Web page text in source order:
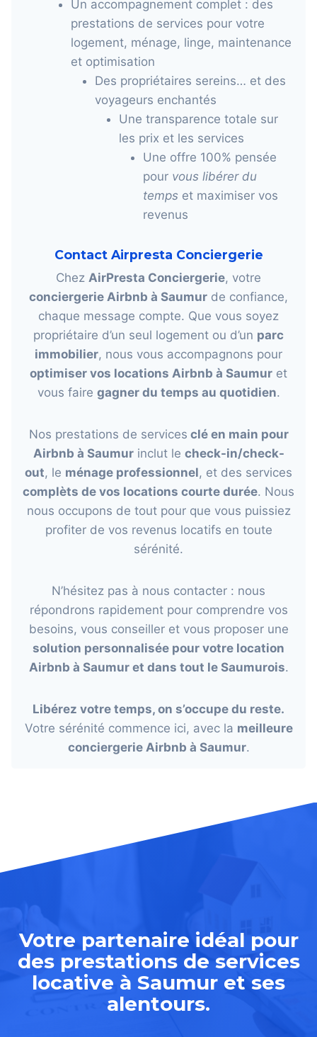
Un accompagnement complet : des
prestations de services pour votre
logement, ménage, linge, maintenance
et optimisation
Des propriétaires sereins… et des
voyageurs enchantés
Une transparence totale sur
les prix et les services
Une offre 100% pensée
pour vous libérer du
temps et maximiser vos
revenus
Contact Airpresta Conciergerie
Chez AirPresta Conciergerie, votre
conciergerie Airbnb à Saumur de confiance,
chaque message compte. Que vous soyez
propriétaire d’un seul logement ou d’un parc
immobilier, nous vous accompagnons pour
optimiser vos locations Airbnb à Saumur et
vous faire gagner du temps au quotidien.
Nos prestations de services clé en main pour
Airbnb à Saumurinclut le check-in/check-
out, le ménage professionnel, et des services
complèts de vos locations courte durée. Nous
nous occupons de tout pour que vous puissiez
profiter de vos revenus locatifs en toute
sérénité.
N’hésitez pas à nous contacter : nous
répondrons rapidement pour comprendre vos
besoins, vous conseiller et vous proposer une
solution personnalisée pour votre location
Airbnb à Saumur et dans tout le Saumurois.
Libérez votre temps, on s’occupe du reste.
Votre sérénité commence ici, avec la meilleure
conciergerie Airbnb à Saumur.
Votre partenaire idéal pour
des prestations de services
locative à Saumur et ses
alentours.